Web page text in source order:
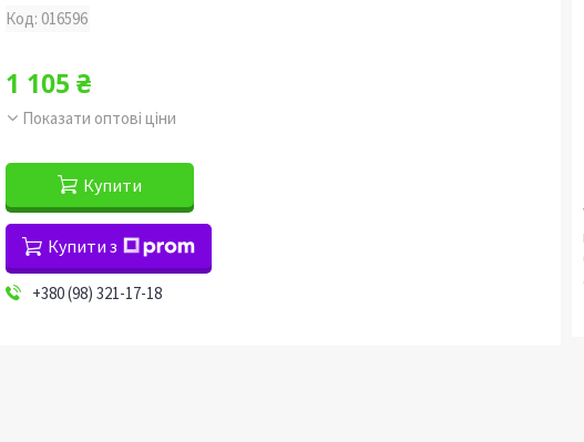
Код: 016596
1 105 ₴
Показати оптові ціни
Купити
Купити з
+380 (98) 321-17-18